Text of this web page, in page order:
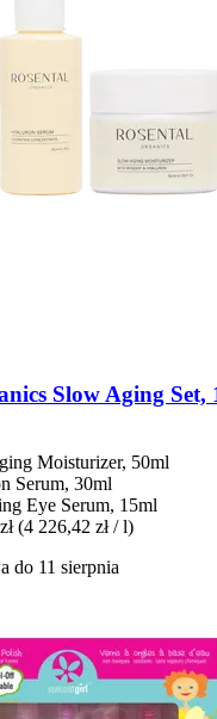
Slow Aging Set,
Moisturizer, 50ml
Serum, 30ml
Eye Serum, 15ml
(4 226,42 zł / l)
do 11 sierpnia